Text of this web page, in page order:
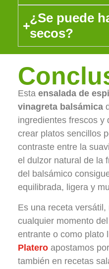
¿Se puede
secos?
Esta ensalada de
vinagreta balsámica
ingredientes frescos y
crear platos sencillos
contraste entre la
el dulzor natural de la
del balsámico
equilibrada, ligera y
Es una receta
cualquier momento
entrante o como plato
Plateroapostamos
también en recetas